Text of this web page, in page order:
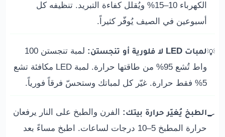
الكهرباء 10–15% ويُقلل كفاءة التبريد. تنظيفه كل
أسبوعين في الصيف يُوفّر كثيراً.
💡لمبات LED لا فلورية أو تنجستن:
لمبة تنجستن 100
واط تُشع 95% من طاقتها حرارة. لمبة LED مكافئة تشع
5% فقط حرارة. غيّر كل لمباتك وستحسّ فرقاً فورياً.
🍳الطبخ يُغيّر حرارة بيتك: الفرن والطبخ على النار يرفعان
حرارة المطبخ 5–10 درجات لساعات. اطبخ مساءً بعد